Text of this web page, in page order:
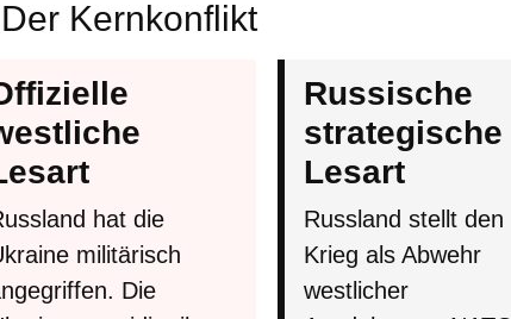
Kernkonflikt
hat die
militärisch
Die
Russische
strategische
Lesart
Russland stellt den
Krieg als Abwehr
westlicher